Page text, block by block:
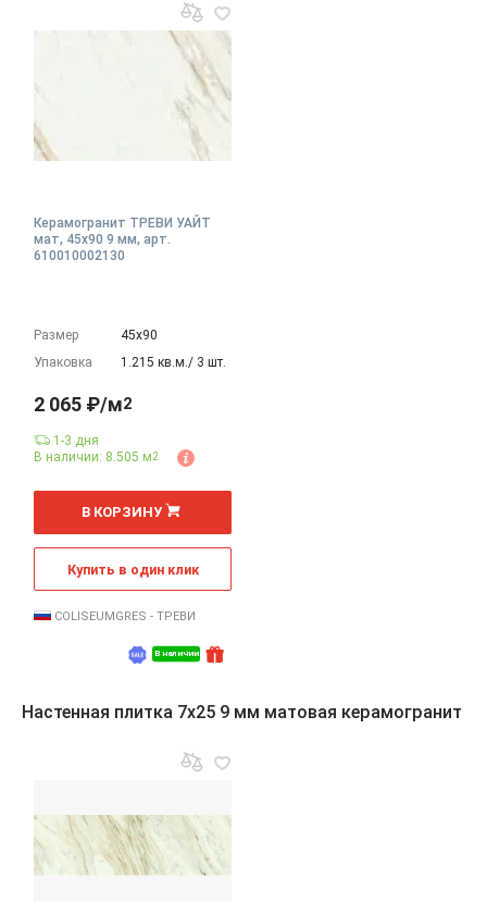
Керамогранит ТРЕВИ УАЙТ
мат, 45x90 9 мм, арт.
610010002130
Размер
45х90
Упаковка
1.215 кв.м./ 3 шт.
В наличии
2 065 ₽/м2
1-3 дня
В наличии: 8.505 м2
м
В КОРЗИНУ
Купить в один клик
COLISEUMGRES - ТРЕВИ
Настенная плитка 7x25 9 мм матовая керамогранит